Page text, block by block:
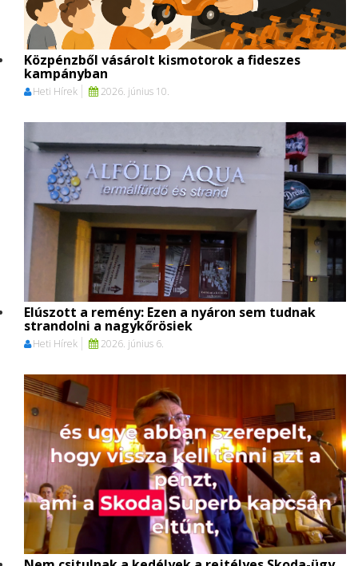
Közpénzből vásárolt kismotorok a fideszes
kampányban
Heti Hírek 2026. június 10.
Elúszott a remény: Ezen a nyáron sem tudnak
strandolni a nagykőrösiek
Heti Hírek 2026. június 6.